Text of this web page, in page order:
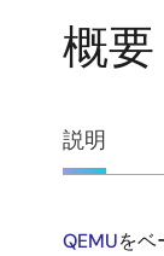
概要
概
説明
QEMUをベ